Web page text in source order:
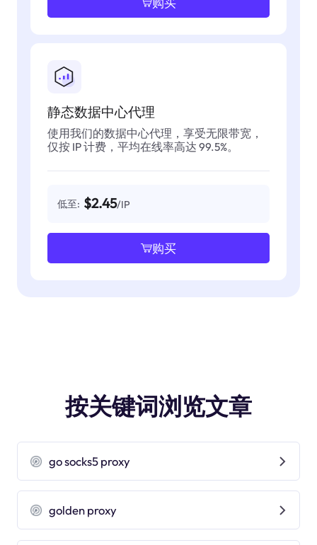
静态数据中心代理
使用我们的数据中心代理，享受无限带宽，
仅按 IP 计费，平均在线率高达 99.5%。
低至: $2.45/IP
购买
按关键词浏览文章
go socks5 proxy
golden proxy